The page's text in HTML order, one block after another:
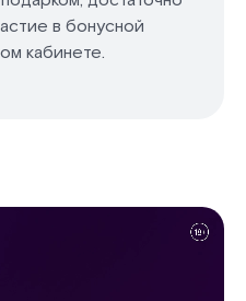
в бонусной
кабинете.